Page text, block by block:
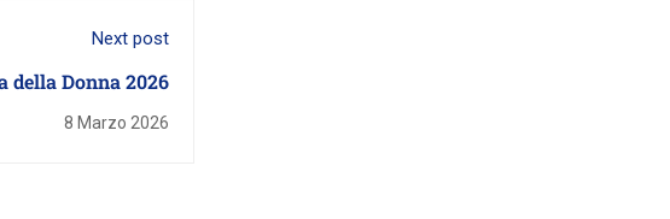
Next post
della Donna 2026
8 Marzo 2026